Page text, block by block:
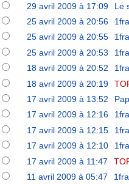
29 avril 2009 à 17:09 Le
25 avril 2009 à 20:56
25 avril 2009 à 20:55
25 avril 2009 à 20:53
18 avril 2009 à 20:52
18 avril 2009 à 20:19
17 avril 2009 à 13:52
17 avril 2009 à 12:16
17 avril 2009 à 12:15
17 avril 2009 à 12:10
17 avril 2009 à 11:47
11 avril 2009 à 05:47